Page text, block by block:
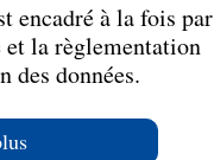
encadré à la fois par
et la règlementation
des données.